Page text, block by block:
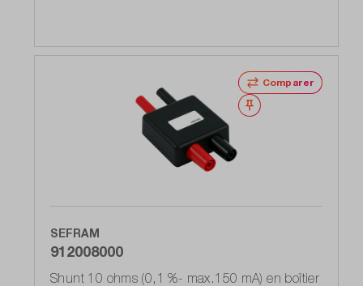
Comparer
Noter
SEFRAM
912008000
Shunt 10 ohms (0,1 %- max.150 mA) en boîtier